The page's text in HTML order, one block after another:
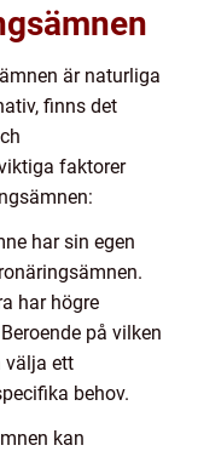
är naturliga
finns det
faktorer
har sin egen
har högre
på vilken
välja ett
behov.
kan